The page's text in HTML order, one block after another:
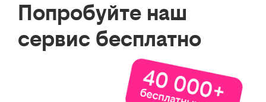
Попробуйте наш
сервис бесплатно